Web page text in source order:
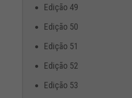
Edição 49
Edição 50
Edição 51
Edição 52
Edição 53